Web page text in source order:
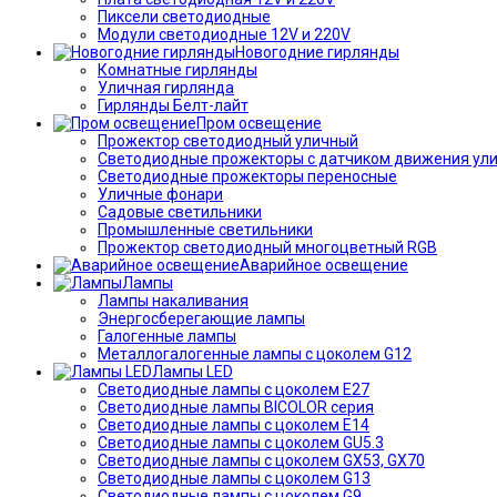
Пиксели светодиодные
Модули светодиодные 12V и 220V
Новогодние гирлянды
Комнатные гирлянды
Уличная гирлянда
Гирлянды Белт-лайт
Пром освещение
Прожектор светодиодный уличный
Светодиодные прожекторы с датчиком движения
Светодиодные прожекторы переносные
Уличные фонари
Садовые светильники
Промышленные светильники
Прожектор светодиодный многоцветный RGB
Аварийное освещение
Лампы
Лампы накаливания
Энергосберегающие лампы
Галогенные лампы
Металлогалогенные лампы с цоколем G12
Лампы LED
Светодиодные лампы с цоколем E27
Светодиодные лампы BICOLOR серия
Светодиодные лампы с цоколем E14
Светодиодные лампы с цоколем GU5.3
Светодиодные лампы с цоколем GX53, GX70
Светодиодные лампы с цоколем G13